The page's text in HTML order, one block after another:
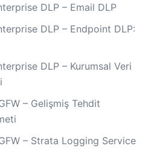
DLP – Email DLP
DLP – Endpoint DLP:
DLP – Kurumsal Veri
– Gelişmiş Tehdit
– Strata Logging Service